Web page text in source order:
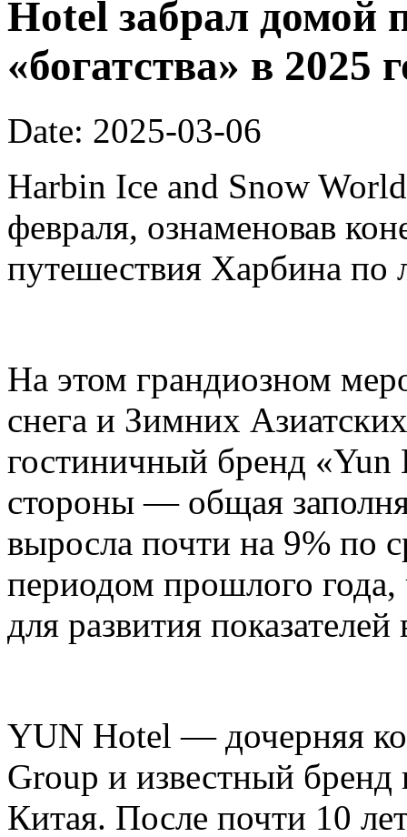
Hotel забрал домой
«богатства» в 2025
Date: 2025-03-06
Harbin Ice and Snow
февраля, ознаменовав
путешествия Харбина по
На этом грандиозном
снега и Зимних
гостиничный бренд «Yun
стороны — общая
выросла почти на 9% по
периодом прошлого
для развития показателей
YUN Hotel — дочерняя
Group и известный
Китая. После почти 10